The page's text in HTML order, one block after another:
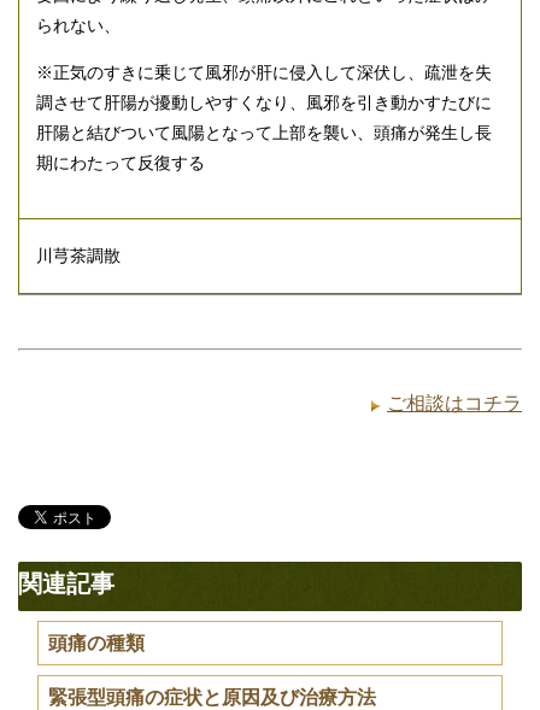
られない、
※正気のすきに乗じて風邪が肝に侵入して深伏し、疏泄を失
調させて肝陽が擾動しやすくなり、風邪を引き動かすたびに
肝陽と結びついて風陽となって上部を襲い、頭痛が発生し長
期にわたって反復する
川芎茶調散
ご相談はコチラ
関連記事
頭痛の種類
緊張型頭痛の症状と原因及び治療方法